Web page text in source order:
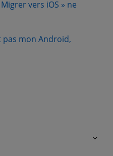
vers iOS » ne
pas mon Android,